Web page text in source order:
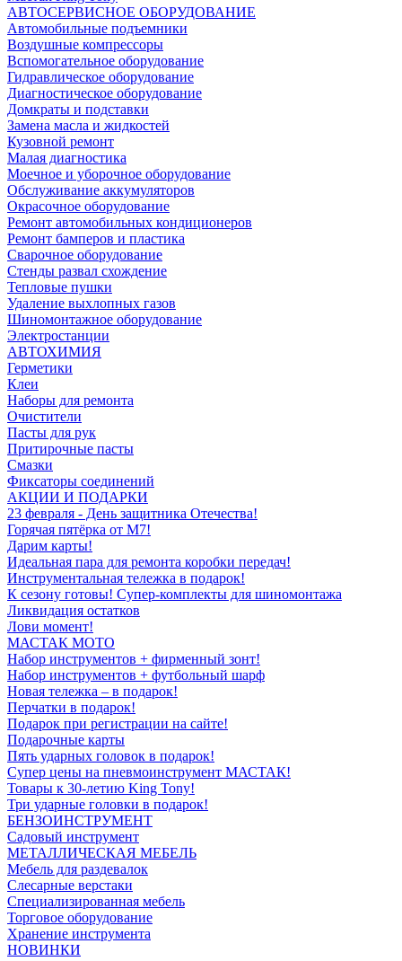
АВТОСЕРВИСНОЕ ОБОРУДОВАНИЕ
Автомобильные подъемники
Воздушные компрессоры
Вспомогательное оборудование
Гидравлическое оборудование
Диагностическое оборудование
Домкраты и подставки
Замена масла и жидкостей
Кузовной ремонт
Малая диагностика
Моечное и уборочное оборудование
Обслуживание аккумуляторов
Окрасочное оборудование
Ремонт автомобильных кондиционеров
Ремонт бамперов и пластика
Сварочное оборудование
Стенды развал схождение
Тепловые пушки
Удаление выхлопных газов
Шиномонтажное оборудование
Электростанции
АВТОХИМИЯ
Герметики
Клеи
Наборы для ремонта
Очистители
Пасты для рук
Притирочные пасты
Смазки
Фиксаторы соединений
АКЦИИ И ПОДАРКИ
23 февраля - День защитника Отечества!
Горячая пятёрка от M7!
Дарим карты!
Идеальная пара для ремонта коробки передач!
Инструментальная тележка в подарок!
К сезону готовы! Супер-комплекты для шиномонтажа
Ликвидация остатков
Лови момент!
МАСТАК МОТО
Набор инструментов + фирменный зонт!
Набор инструментов + футбольный шарф
Новая тележка – в подарок!
Перчатки в подарок!
Подарок при регистрации на сайте!
Подарочные карты
Пять ударных головок в подарок!
Супер цены на пневмоинструмент МАСТАК!
Товары к 30-летию King Tony!
Три ударные головки в подарок!
БЕНЗОИНСТРУМЕНТ
Садовый инструмент
МЕТАЛЛИЧЕСКАЯ МЕБЕЛЬ
Мебель для раздевалок
Слесарные верстаки
Специализированная мебель
Торговое оборудование
Хранение инструмента
НОВИНКИ